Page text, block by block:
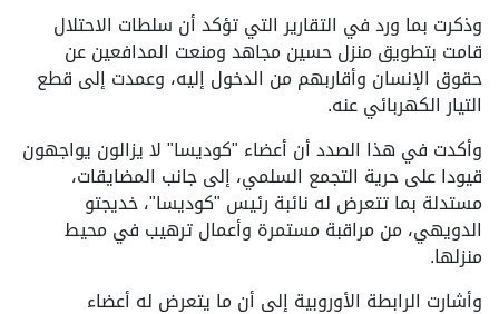
وذكرت بما ورد في التقارير التي تؤكد أن سلطات الاحتلال
قامت بتطويق منزل حسين مجاهد ومنعت المدافعين عن
حقوق الإنسان وأقاربهم من الدخول إليه، وعمدت إلى قطع
التيار الكهربائي عنه.
وأكدت في هذا الصدد أن أعضاء "كوديسا" لا يزالون يواجهون
قيودا على حرية التجمع السلمي، إلى جانب المضايقات،
مستدلة بما تتعرض له نائبة رئيس "كوديسا"، خديجتو
الدويهي، من مراقبة مستمرة وأعمال ترهيب في محيط
منزلها.
وأشارت الرابطة الأوروبية إلى أن ما يتعرض له أعضاء